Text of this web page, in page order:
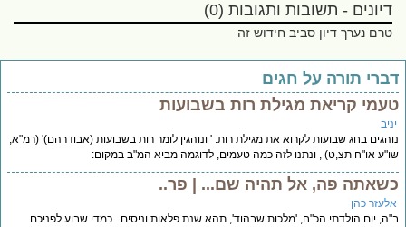
דיונים - תשובות ותגובות (0)
טרם נערך דיון סביב חידוש זה
תורה על חגים
קריאת מגילת רות בשבועות
בחג שבועות לקרוא את מגילת רות: ' ונוהגין לומר רות בשבועות (אבודרהם)' (רמ"א;
או"ח תצ,ט) , ונתנו לזה כמה טעמים, לדוגמה מביא המ"ב במקום:
פה, אל תהיה שם... | פר..
כהן
יום הולדתי הכ"ח, 'מלכות שבהוד', תהא שנת פלאות וניסים . כמדי שבוע לפניכם